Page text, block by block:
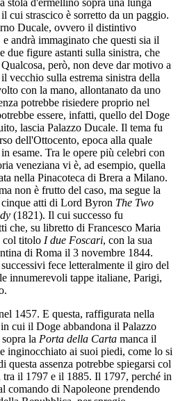
cui strascico è sorretto da un paggio.
Ducale, ovvero il distintivo
andrà immaginato che questi sia il
due figure astanti sulla sinistra, che
però, non deve dar motivo a
vecchio sulla estrema sinistra della
con la mano, allontanato da uno
potrebbe risiedere proprio nel
essere, infatti, quello del Doge
lascia Palazzo Ducale. Il tema fu
dell'Ottocento, epoca alla quale
esame. Tra le opere più celebri con
veneziana vi è, ad esempio, quella
nella Pinacoteca di Brera a Milano.
non è frutto del caso, ma segue la
atti di Lord Byron The Two
(1821). Il cui successo fu
che, su libretto di Francesco Maria
col titolo I due Foscari, con la sua
di Roma il 3 novembre 1844.
fece letteralmente il giro del
innumerevoli tappe italiane, Parigi,
1457. E questa, raffigurata nella
in cui il Doge abbandona il Palazzo
la Porta della Carta manca il
inginocchiato ai suoi piedi, come lo si
assenza potrebbe spiegarsi col
tra il 1797 e il 1885. Il 1797, perché in
comando di Napoleone prendendo